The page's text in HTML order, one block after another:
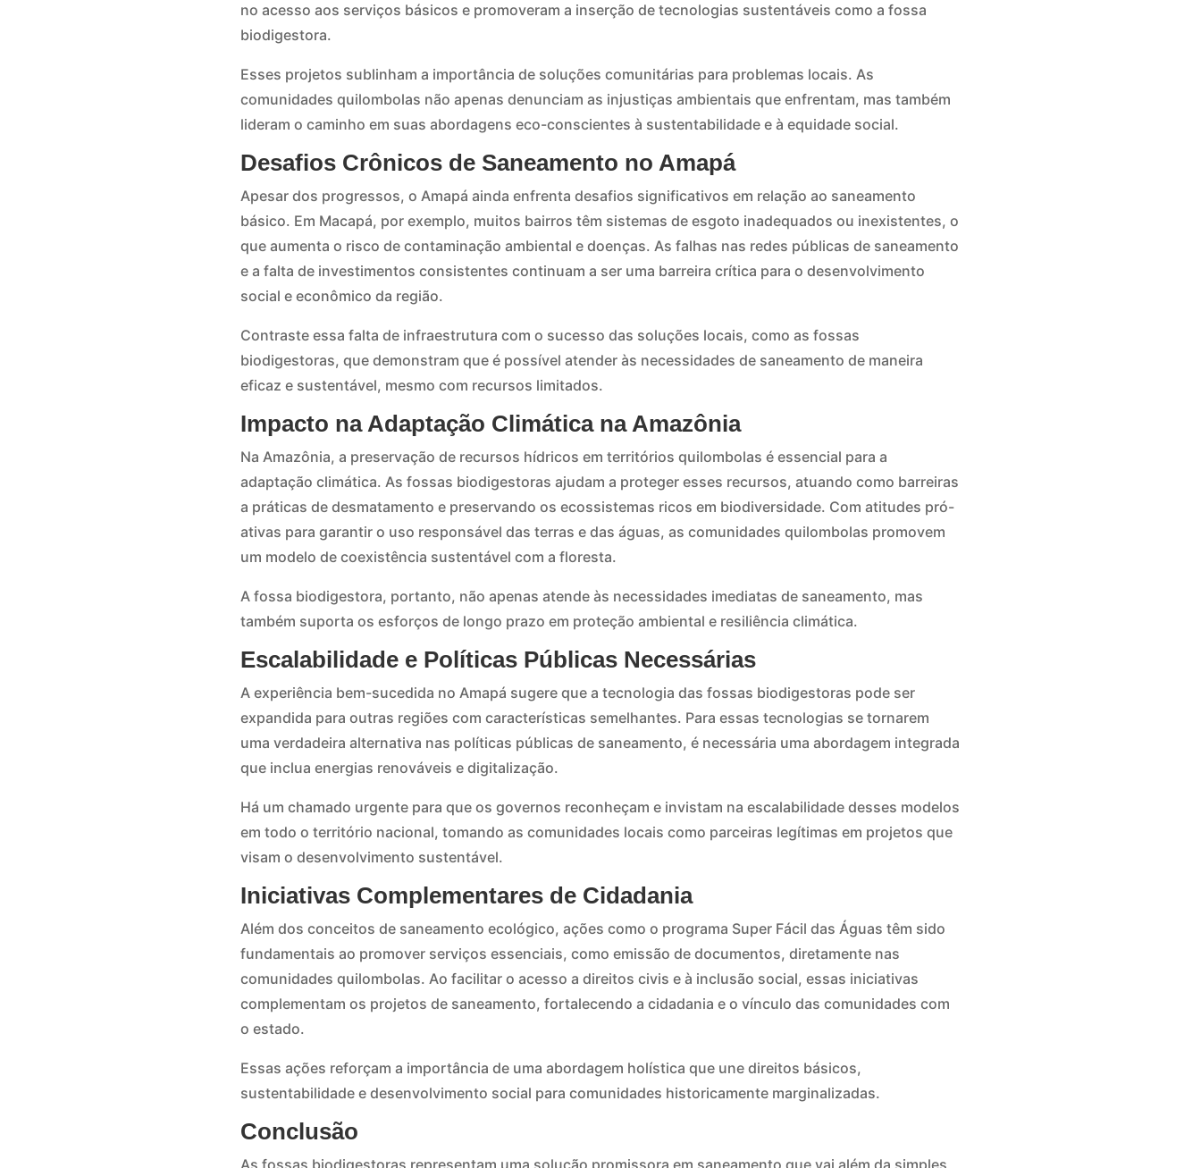
no acesso aos serviços básicos e promoveram a inserção de tecnologias sustentáveis como a fossa
biodigestora.
Esses projetos sublinham a importância de soluções comunitárias para problemas locais. As
comunidades quilombolas não apenas denunciam as injustiças ambientais que enfrentam, mas também
lideram o caminho em suas abordagens eco-conscientes à sustentabilidade e à equidade social.
Desafios Crônicos de Saneamento no Amapá
Apesar dos progressos, o Amapá ainda enfrenta desafios significativos em relação ao saneamento
básico. Em Macapá, por exemplo, muitos bairros têm sistemas de esgoto inadequados ou inexistentes, o
que aumenta o risco de contaminação ambiental e doenças. As falhas nas redes públicas de saneamento
e a falta de investimentos consistentes continuam a ser uma barreira crítica para o desenvolvimento
social e econômico da região.
Contraste essa falta de infraestrutura com o sucesso das soluções locais, como as fossas
biodigestoras, que demonstram que é possível atender às necessidades de saneamento de maneira
eficaz e sustentável, mesmo com recursos limitados.
Impacto na Adaptação Climática na Amazônia
Na Amazônia, a preservação de recursos hídricos em territórios quilombolas é essencial para a
adaptação climática. As fossas biodigestoras ajudam a proteger esses recursos, atuando como barreiras
a práticas de desmatamento e preservando os ecossistemas ricos em biodiversidade. Com atitudes pró-
ativas para garantir o uso responsável das terras e das águas, as comunidades quilombolas promovem
um modelo de coexistência sustentável com a floresta.
A fossa biodigestora, portanto, não apenas atende às necessidades imediatas de saneamento, mas
também suporta os esforços de longo prazo em proteção ambiental e resiliência climática.
Escalabilidade e Políticas Públicas Necessárias
A experiência bem-sucedida no Amapá sugere que a tecnologia das fossas biodigestoras pode ser
expandida para outras regiões com características semelhantes. Para essas tecnologias se tornarem
uma verdadeira alternativa nas políticas públicas de saneamento, é necessária uma abordagem integrada
que inclua energias renováveis e digitalização.
Há um chamado urgente para que os governos reconheçam e invistam na escalabilidade desses modelos
em todo o território nacional, tomando as comunidades locais como parceiras legítimas em projetos que
visam o desenvolvimento sustentável.
Iniciativas Complementares de Cidadania
Além dos conceitos de saneamento ecológico, ações como o programa Super Fácil das Águas têm sido
fundamentais ao promover serviços essenciais, como emissão de documentos, diretamente nas
comunidades quilombolas. Ao facilitar o acesso a direitos civis e à inclusão social, essas iniciativas
complementam os projetos de saneamento, fortalecendo a cidadania e o vínculo das comunidades com
o estado.
Essas ações reforçam a importância de uma abordagem holística que une direitos básicos,
sustentabilidade e desenvolvimento social para comunidades historicamente marginalizadas.
Conclusão